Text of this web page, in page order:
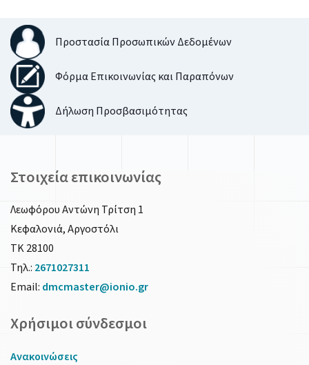
Προστασία Προσωπικών Δεδομένων
Φόρμα Επικοινωνίας και Παραπόνων
Δήλωση Προσβασιμότητας
Στοιχεία επικοινωνίας
Λεωφόρου Αντώνη Τρίτση 1
Κεφαλονιά, Αργοστόλι
ΤΚ 28100
Τηλ.: 2671027311
Email: dmcmaster@ionio.gr
Χρήσιμοι σύνδεσμοι
Ανακοινώσεις